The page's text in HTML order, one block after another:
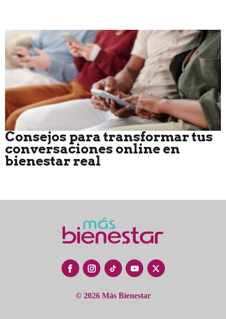
Consejos para transformar tus
conversaciones online en
bienestar real
© 2026 Más Bienestar